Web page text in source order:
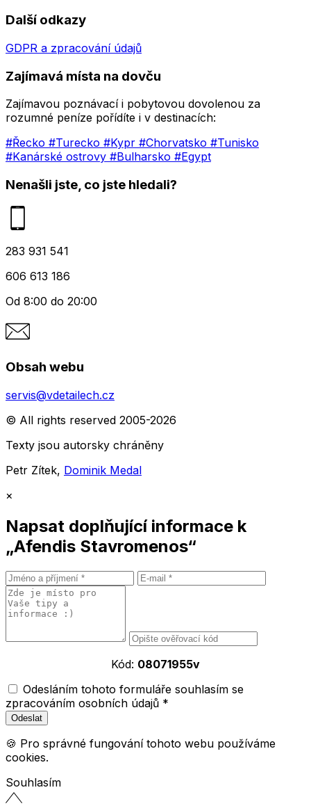
Další odkazy
GDPR a zpracování údajů
Zajímavá místa na dovču
Zajímavou poznávací i pobytovou dovolenou za
rozumné peníze pořídíte i v destinacích:
#Řecko #Turecko #Kypr #Chorvatsko #Tunisko
#Kanárské ostrovy #Bulharsko #Egypt
Nenašli jste, co jste hledali?
283 931 541
606 613 186
Od 8:00 do 20:00
Obsah webu
servis@vdetailech.cz
© All rights reserved 2005-2026
Texty jsou autorsky chráněny
Petr Zítek, Dominik Medal
×
Napsat doplňující informace k
„Afendis Stavromenos“
Kód: 08071955v
Odesláním tohoto formuláře souhlasím se
zpracováním osobních údajů *
🍪 Pro správné fungování tohoto webu používáme
cookies.
Souhlasím